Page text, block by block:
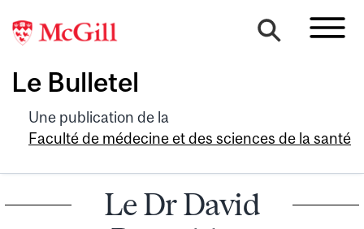
Le Bulletel
Une publication de la
Faculté de médecine et des sciences de la santé
Le Dr David